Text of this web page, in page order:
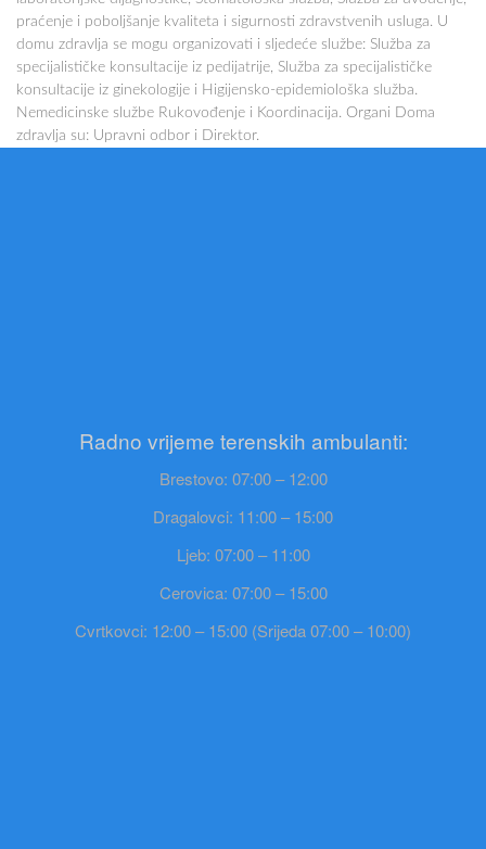
praćenje i poboljšanje kvaliteta i sigurnosti zdravstvenih usluga. U
domu zdravlja se mogu organizovati i sljedeće službe: Služba za
specijalističke konsultacije iz pedijatrije, Služba za specijalističke
konsultacije iz ginekologije i Higijensko-epidemiološka služba.
Nemedicinske službe Rukovođenje i Koordinacija. Organi Doma
zdravlja su: Upravni odbor i Direktor.
Radno vrijeme terenskih ambulanti:
Brestovo: 07:00 – 12:00
Dragalovci: 11:00 – 15:00
Ljeb: 07:00 – 11:00
Cerovica: 07:00 – 15:00
Cvrtkovci: 12:00 – 15:00 (Srijeda 07:00 – 10:00)